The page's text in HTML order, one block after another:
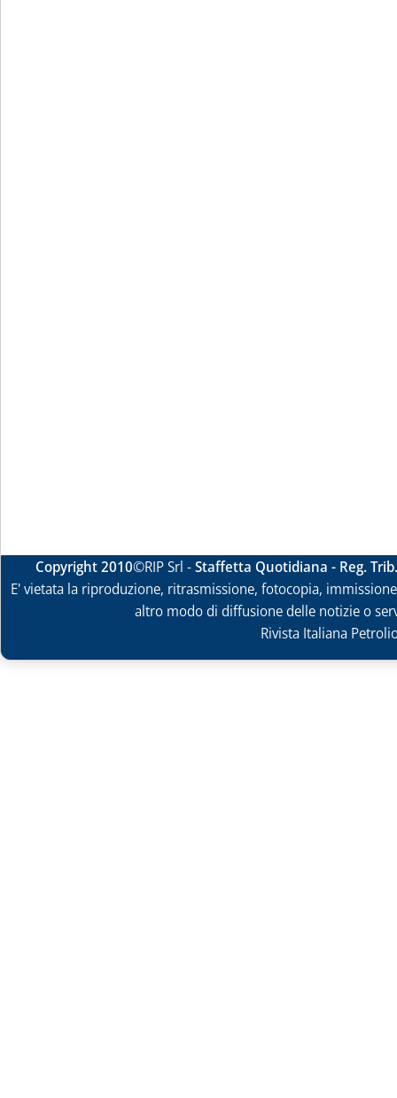
Copyright 2010©RIP Srl -Staffetta Quotidiana - Reg.
E' vietata la riproduzione, ritrasmissione, fotocopia,
altro modo di diffusione delle notizie o
Rivista Italiana